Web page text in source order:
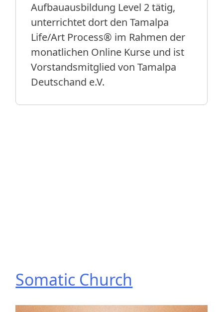
Aufbauausbildung Level 2 tätig,
unterrichtet dort den Tamalpa
Life/Art Process® im Rahmen der
monatlichen Online Kurse und ist
Vorstandsmitglied von Tamalpa
Deutschand e.V.
Somatic Church